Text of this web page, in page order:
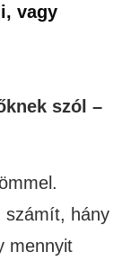
vagy
szól –
számít, hány
mennyit